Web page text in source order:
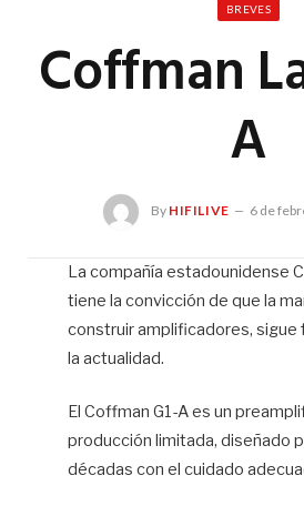
BREVES
Coffman
A
By HIFILIVE 6 de
La compañía estadounidense
tiene la convicción de que la
construir amplificadores, sigue
la actualidad.
El Coffman G1-A es un
producción limitada, diseñado
décadas con el cuidado